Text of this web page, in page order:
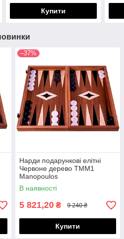
Купити
–37%
Нарди подарункові елітні
Червоне дерево TMM1
Manopoulos
В наявності
5 821,20 ₴ 9 240 ₴
Купити